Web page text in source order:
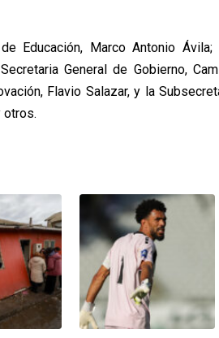
Educación, Marco Antonio
General de Gobierno,
Flavio Salazar, y la
otros.